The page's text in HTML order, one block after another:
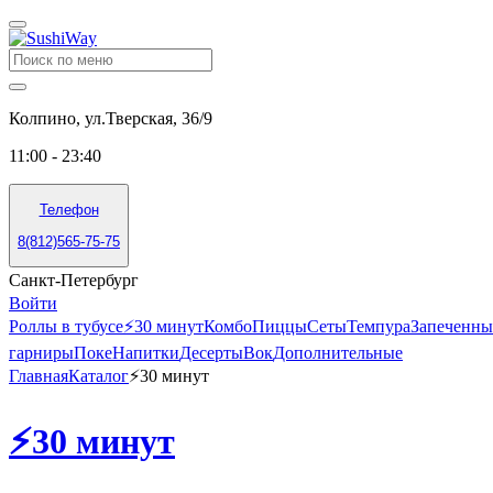
Колпино, ул.Тверская, 36/9
11:00 - 23:40
Телефон
8(812)565-75-75
Санкт-Петербург
Войти
Роллы в тубусе⚡️30 минутКомбоПиццыСетыТемпура
гарнирыПокеНапиткиДесертыВокДополнительные
ГлавнаяКаталог⚡️30 минут
⚡️30 минут